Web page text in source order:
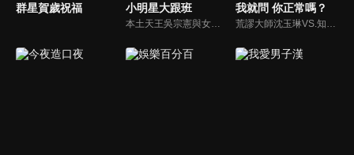
群星賀歲祝福 小明星大跟班
本土天王吳宗憲與女兒吳姍儒（Sandy）搭檔主持，每集邀請來賓暢談演藝圈大小事，父女檔聯手笑果十足，老梗搭上新世代，最新組合強勢登場！
我就問 你正常嗎？